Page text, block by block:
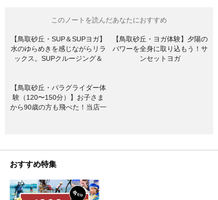
このノートを読んだあなたにおすすめ
【鳥取砂丘・SUP＆SUPヨガ】
水のゆらめきを感じながらリラ
ックス。SUPクルージング＆
【鳥取砂丘・ヨガ体験】夕陽の
パワーを全身に取り込もう！サ
ンセットヨガ
【鳥取砂丘・パラグライダー体
験（120〜150分）】お子さま
から90歳の方も飛べた！当店一
おすすめ特集